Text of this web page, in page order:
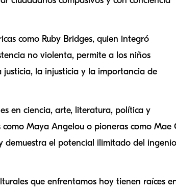
como Ruby Bridges, quien integró
no violenta, permite a los niños
justicia, la injusticia y la importancia de
en ciencia, arte, literatura, política y
Maya Angelou o pioneras como Mae
demuestra el potencial ilimitado del ingenio
que enfrentamos hoy tienen raíces